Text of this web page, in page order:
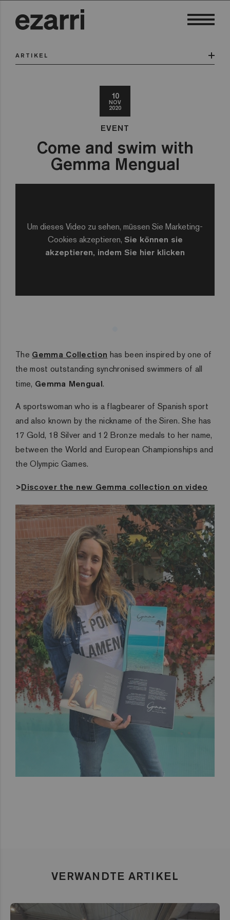
ARTIKEL
10
NOV
2020
EVENT
Come and swim with
Gemma Mengual
Um dieses Video zu sehen, müssen Sie Marketing-
Cookies akzeptieren, Sie können sie
akzeptieren, indem Sie hier klicken
The Gemma Collection has been inspired by one of
the most outstanding synchronised swimmers of all
time, Gemma Mengual.
A sportswoman who is a flagbearer of Spanish sport
and also known by the nickname of the Siren. She has
17 Gold, 18 Silver and 12 Bronze medals to her name,
between the World and European Championships and
the Olympic Games.
>Discover the new Gemma collection on video
VERWANDTE ARTIKEL